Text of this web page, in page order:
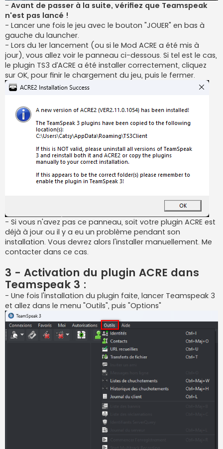
- Avant de passer à la suite, vérifiez que Teamspeak
n'est pas lancé !
- Lancer une fois le jeu avec le bouton "JOUER" en bas à
gauche du launcher.
- Lors du 1er lancement (ou si le Mod ACRE a été mis à
jour), vous allez voir le panneau ci-dessous. Si tel est le cas,
le plugin TS3 d’ACRE a été installer correctement, cliquez
sur OK, pour finir le chargement du jeu, puis le fermer.
- Si vous n'avez pas ce panneau, soit votre plugin ACRE est
déjà à jour ou il y a eu un problème pendant son
installation. Vous devrez alors l'installer manuellement. Me
contacter dans ce cas.
3 - Activation du plugin ACRE dans
Teamspeak 3 :
- Une fois l'installation du plugin faite, lancer Teamspeak 3
et allez dans le menu "Outils", puis "Options"